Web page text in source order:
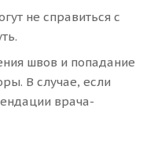
не справиться с
швов и попадание
В случае, если
врача-